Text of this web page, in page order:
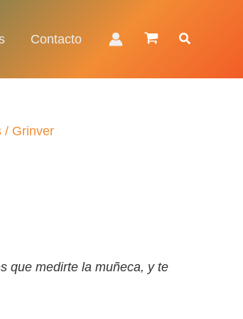
Contacto Buscar
/ Grinver
que medirte la muñeca, y te